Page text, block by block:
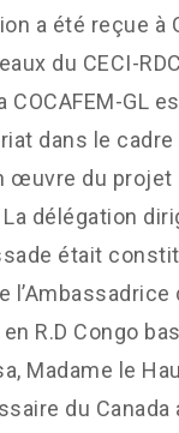
a été reçue à
du CECI-
COCAFEM-GL
dans le cadre
œuvre du projet
La délégation
était
l’Ambassadrice
en R.D Congo
Madame le
du Canada